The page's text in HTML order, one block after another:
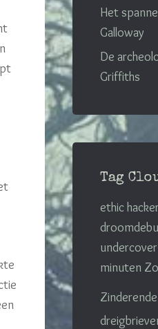
Het
Galloway
De
Griffiths
Tag
ethic
minuten